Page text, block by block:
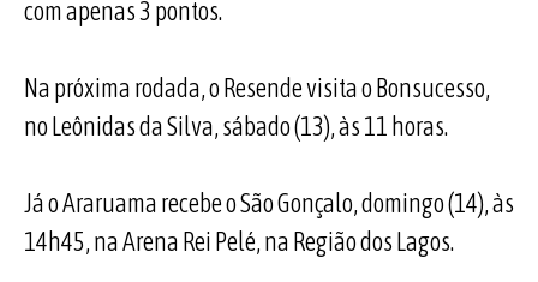
com apenas 3 pontos.
Na próxima rodada, o Resende visita o Bonsucesso,
no Leônidas da Silva, sábado (13), às 11 horas.
Já o Araruama recebe o São Gonçalo, domingo (14), às
14h45, na Arena Rei Pelé, na Região dos Lagos.